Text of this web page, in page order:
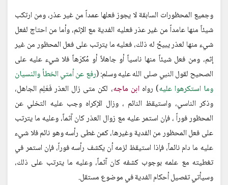
وجميع المحظورات السابقة لا يجوز فعلها عمداً من غير عذر، ومن ارتكب
شيئاً منها عامداً من غير عذر فعليه الفدية مع الإثم، وأما من احتاج لفعل
شيء منها لعذر يبيحُ له ذلك، فعليه ما يترتب على فعل المحظور من غير
إثم، ومن فعل شيئاً منها ناسياً أو جاهلاً أو مُكرَهاً فلا شيء عليه على
الصحيح لقول النبي صلى الله عليه وسلم: (رفع عن أمتي الخطأ والنسيان
وما استكرهوا عليه) رواه ابن ماجه، لكن متى زال العذر فَعَلِم الجاهل،
وذكر الناسي، واستيقظ النائم ، وزال الإكراه وجب عليه التخلي عن
المحظور فوراً ، فإن استمر عليه مع زوال العذر كان آثماً، وعليه ما يترتب
على فعل المحظور من الفدية وغيرها، كمن غطى رأسه وهو نائم فلا شيء
عليه ما دام نائماً، فإذا استيقظ لزمه أن يكشف رأسه فوراً، فإن استمر في
تغطيته مع علمه بوجوب كشفه كان آثماً، وعليه ما يترتب على ذلك،
وسيأتي تفصيل أحكام الفدية في موضوع مستقل.